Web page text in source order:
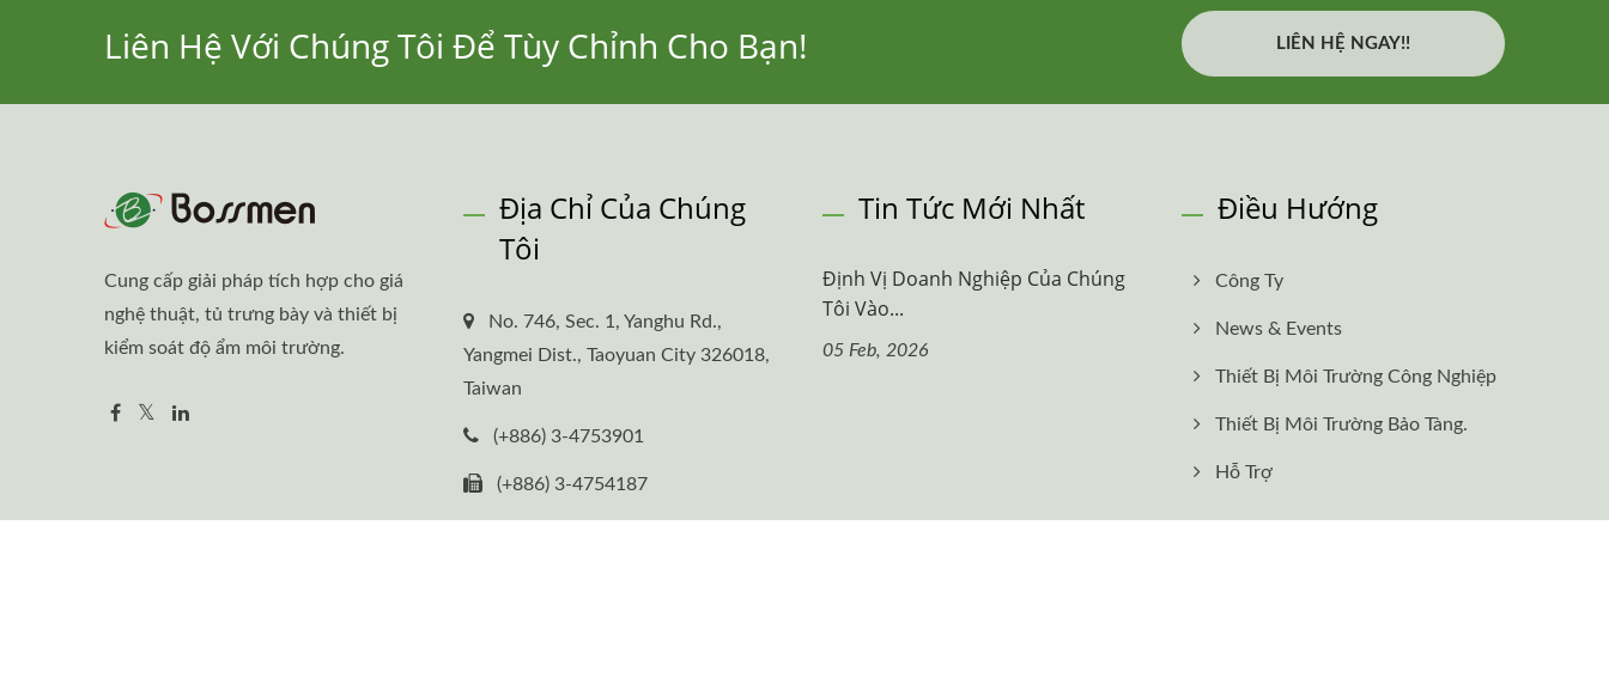
Liên Hệ Với Chúng Tôi Để Tùy Chỉnh Cho Bạn! LIÊN HỆ NGAY!!
Cung cấp giải pháp tích hợp cho giá
nghệ thuật, tủ trưng bày và thiết bị
kiểm soát độ ẩm môi trường.
Địa Chỉ Của Chúng
Tôi
No. 746, Sec. 1, Yanghu Rd.,
Yangmei Dist., Taoyuan City 326018,
Taiwan
(+886) 3-4753901
(+886) 3-4754187
Tin Tức Mới Nhất
Định Vị Doanh Nghiệp Của Chúng
Tôi Vào...
05 Feb, 2026
Điều Hướng
Công Ty
News & Events
Thiết Bị Môi Trường Công Nghiệp
Thiết Bị Môi Trường Bảo Tàng.
Hỗ Trợ